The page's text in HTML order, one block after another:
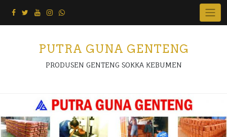
PUTRA GUNA GENTENG
PRODUSEN GENTENG SOKKA KEBUMEN